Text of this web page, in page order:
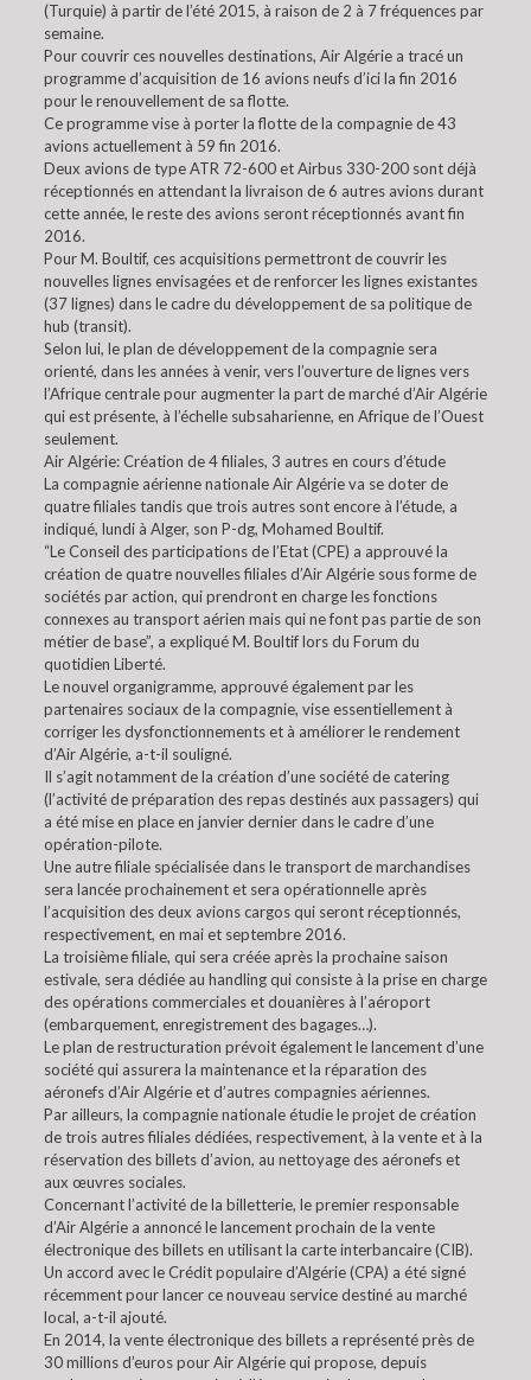
(Turquie) à partir de l’été 2015, à raison de 2 à 7 fréquences par
semaine.
Pour couvrir ces nouvelles destinations, Air Algérie a tracé un
programme d’acquisition de 16 avions neufs d’ici la fin 2016
pour le renouvellement de sa flotte.
Ce programme vise à porter la flotte de la compagnie de 43
avions actuellement à 59 fin 2016.
Deux avions de type ATR 72-600 et Airbus 330-200 sont déjà
réceptionnés en attendant la livraison de 6 autres avions durant
cette année, le reste des avions seront réceptionnés avant fin
2016.
Pour M. Boultif, ces acquisitions permettront de couvrir les
nouvelles lignes envisagées et de renforcer les lignes existantes
(37 lignes) dans le cadre du développement de sa politique de
hub (transit).
Selon lui, le plan de développement de la compagnie sera
orienté, dans les années à venir, vers l’ouverture de lignes vers
l’Afrique centrale pour augmenter la part de marché d’Air Algérie
qui est présente, à l’échelle subsaharienne, en Afrique de l’Ouest
seulement.
Air Algérie: Création de 4 filiales, 3 autres en cours d’étude
La compagnie aérienne nationale Air Algérie va se doter de
quatre filiales tandis que trois autres sont encore à l’étude, a
indiqué, lundi à Alger, son P-dg, Mohamed Boultif.
“Le Conseil des participations de l’Etat (CPE) a approuvé la
création de quatre nouvelles filiales d’Air Algérie sous forme de
sociétés par action, qui prendront en charge les fonctions
connexes au transport aérien mais qui ne font pas partie de son
métier de base”, a expliqué M. Boultif lors du Forum du
quotidien Liberté.
Le nouvel organigramme, approuvé également par les
partenaires sociaux de la compagnie, vise essentiellement à
corriger les dysfonctionnements et à améliorer le rendement
d’Air Algérie, a-t-il souligné.
Il s’agit notamment de la création d’une société de catering
(l’activité de préparation des repas destinés aux passagers) qui
a été mise en place en janvier dernier dans le cadre d’une
opération-pilote.
Une autre filiale spécialisée dans le transport de marchandises
sera lancée prochainement et sera opérationnelle après
l’acquisition des deux avions cargos qui seront réceptionnés,
respectivement, en mai et septembre 2016.
La troisième filiale, qui sera créée après la prochaine saison
estivale, sera dédiée au handling qui consiste à la prise en charge
des opérations commerciales et douanières à l’aéroport
(embarquement, enregistrement des bagages…).
Le plan de restructuration prévoit également le lancement d’une
société qui assurera la maintenance et la réparation des
aéronefs d’Air Algérie et d’autres compagnies aériennes.
Par ailleurs, la compagnie nationale étudie le projet de création
de trois autres filiales dédiées, respectivement, à la vente et à la
réservation des billets d’avion, au nettoyage des aéronefs et
aux œuvres sociales.
Concernant l’activité de la billetterie, le premier responsable
d’Air Algérie a annoncé le lancement prochain de la vente
électronique des billets en utilisant la carte interbancaire (CIB).
Un accord avec le Crédit populaire d’Algérie (CPA) a été signé
récemment pour lancer ce nouveau service destiné au marché
local, a-t-il ajouté.
En 2014, la vente électronique des billets a représenté près de
30 millions d’euros pour Air Algérie qui propose, depuis